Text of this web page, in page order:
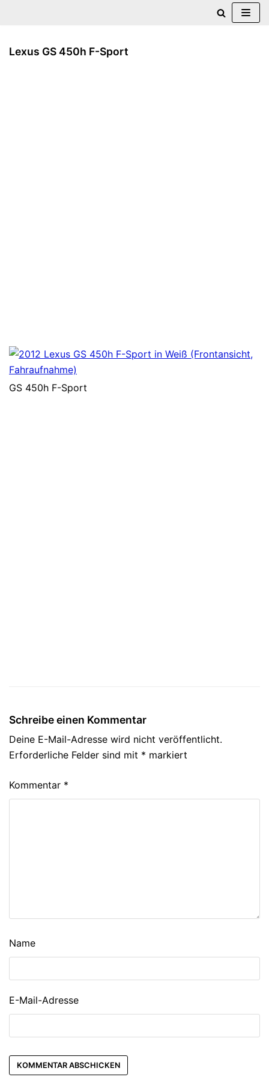
Inhalt
Lexus GS 450h F-Sport
GS 450h F-Sport
Schreibe einen Kommentar
Deine E-Mail-Adresse wird nicht veröffentlicht.
Erforderliche Felder sind mit * markiert
Kommentar *
Name
E-Mail-Adresse